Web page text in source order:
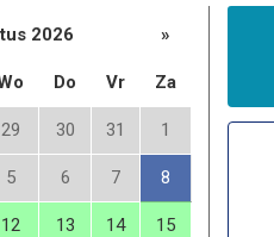
2026 »
Do Vr Za
29 30 31 1
5 6 7 8
12 13 14 15